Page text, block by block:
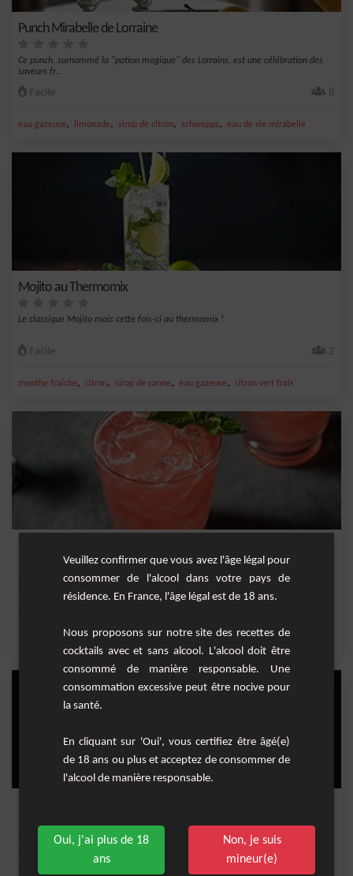
Punch Mirabelle de Lorraine
Ce punch, surnommé la "potion magique" des Lorrains, est une célébration des
saveurs fr...
Facile 8
eau gazeuse, limonade, sirop de citron, schwepps, eau de vie mirabelle
Mojito au Thermomix
Le classique Mojito mais cette fois-ci au thermomix !
Facile 2
menthe fraîche, citron, sirop de canne, eau gazeuse, citron vert frais
Virgin Watermelon Mojito
Cocktail fruité sans alcool à base de pastèque, de citron vert, d'eau gazeuse et de
men...
Le Spiced Mojito est une nouvelle version du mojito classique, un cocktail plus
épicé a...
Moyenne
Veuillez confirmer que vous avez l'âge légal pour
consommer de l'alcool dans votre pays de
résidence. En France, l'âge légal est de 18 ans.
Nous proposons sur notre site des recettes de
cocktails avec et sans alcool. L'alcool doit être
consommé de manière responsable. Une
consommation excessive peut être nocive pour
la santé.
En cliquant sur 'Oui', vous certifiez être âgé(e)
de 18 ans ou plus et acceptez de consommer de
l'alcool de manière responsable.
Oui, j'ai plus de 18
ans
Non, je suis
mineur(e)